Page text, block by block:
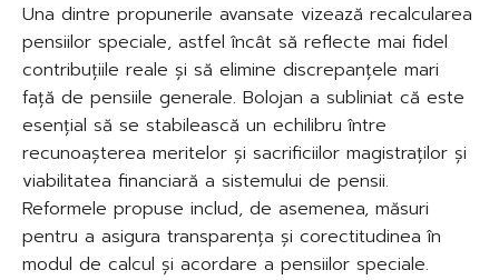
Una dintre propunerile avansate vizează recalcularea
pensiilor speciale, astfel încât să reflecte mai fidel
contribuțiile reale și să elimine discrepanțele mari
față de pensiile generale. Bolojan a subliniat că este
esențial să se stabilească un echilibru între
recunoașterea meritelor și sacrificiilor magistraților și
viabilitatea financiară a sistemului de pensii.
Reformele propuse includ, de asemenea, măsuri
pentru a asigura transparența și corectitudinea în
modul de calcul și acordare a pensiilor speciale.